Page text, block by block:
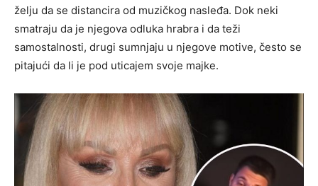
želju da se distancira od muzičkog nasleđa. Dok neki
smatraju da je njegova odluka hrabra i da teži
samostalnosti, drugi sumnjaju u njegove motive, često se
pitajući da li je pod uticajem svoje majke.